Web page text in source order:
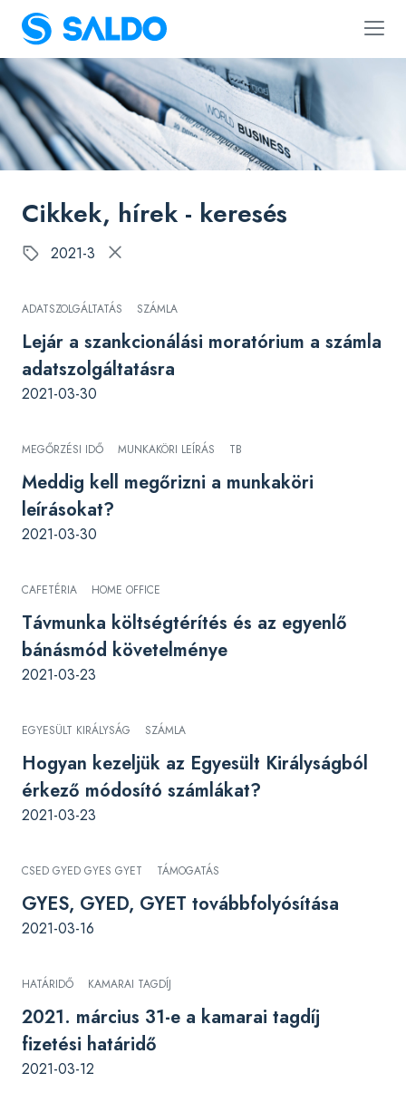
Cikkek, hírek - keresés
2021-3
ADATSZOLGÁLTATÁS SZÁMLA
Lejár a szankcionálási moratórium a számla
adatszolgáltatásra
2021-03-30
MEGŐRZÉSI IDŐ MUNKAKÖRI LEÍRÁS TB
Meddig kell megőrizni a munkaköri
leírásokat?
2021-03-30
CAFETÉRIA HOME OFFICE
Távmunka költségtérítés és az egyenlő
bánásmód követelménye
2021-03-23
EGYESÜLT KIRÁLYSÁG SZÁMLA
Hogyan kezeljük az Egyesült Királyságból
érkező módosító számlákat?
2021-03-23
CSED GYED GYES GYET TÁMOGATÁS
GYES, GYED, GYET továbbfolyósítása
2021-03-16
HATÁRIDŐ KAMARAI TAGDÍJ
2021. március 31-e a kamarai tagdíj
fizetési határidő
2021-03-12